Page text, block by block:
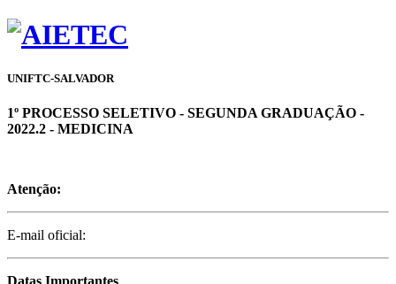
UNIFTC-SALVADOR
1º PROCESSO SELETIVO - SEGUNDA GRADUAÇÃO -
2022.2 - MEDICINA
Atenção:
E-mail oficial:
Datas Importantes